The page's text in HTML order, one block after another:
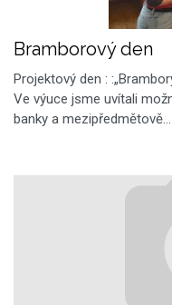
Bramborový den
Projektový den :
Ve výuce jsme uvítali
banky a mezipředmětově…